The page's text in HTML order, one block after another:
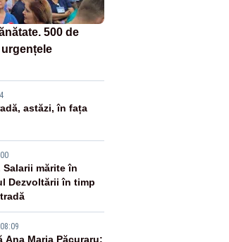
500 de
astăzi, în fața
Salarii mărite în
Dezvoltării în timp
Ana Maria Păcuraru: